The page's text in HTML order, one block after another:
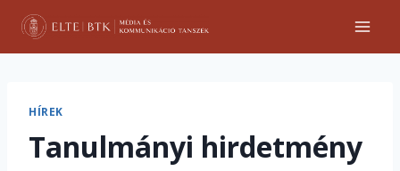
Skip
content
HÍREK
Tanulmányi hirdetmény